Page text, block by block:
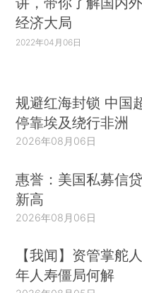
经济大局
2022年04月06日
规避红海封锁 中国
停靠埃及绕行非洲
2026年08月06日
惠誉：美国私募信
新高
2026年08月06日
【我闻】资管掌舵
年人寿僵局何解